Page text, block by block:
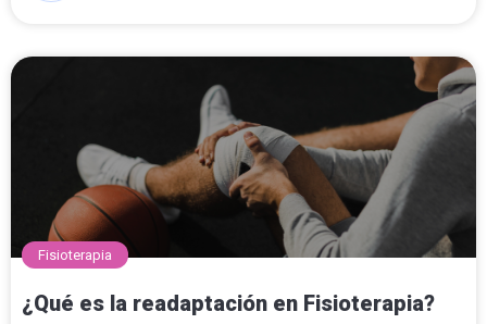
Fisioterapia
¿Qué es la readaptación en Fisioterapia?